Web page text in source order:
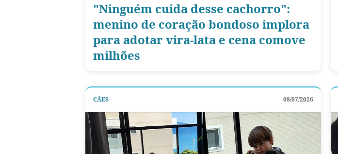
"Ninguém cuida desse cachorro":
menino de coração bondoso implora
para adotar vira-lata e cena comove
milhões
CÃES 08/07/2026